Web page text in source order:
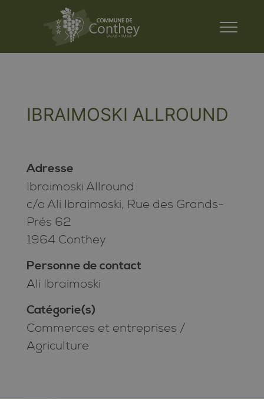
IBRAIMOSKI ALLROUND
Adresse
Ibraimoski Allround
c/o Ali Ibraimoski, Rue des Grands-
Prés 62
1964 Conthey
Personne de contact
Ali Ibraimoski
Catégorie(s)
Commerces et entreprises /
Agriculture